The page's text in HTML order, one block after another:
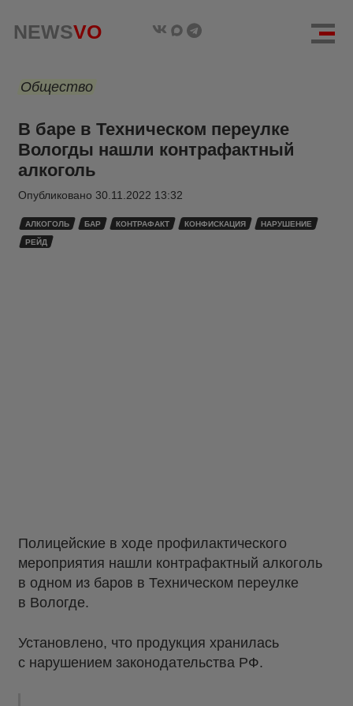
NEWSVO
Общество
В баре в Техническом переулке
Вологды нашли контрафактный
алкоголь
Опубликовано 30.11.2022 13:32
АЛКОГОЛЬ БАР КОНТРАФАКТ КОНФИСКАЦИЯ НАРУШЕНИЕ
РЕЙД
Полицейские в ходе профилактического
мероприятия нашли контрафактный алкоголь
в одном из баров в Техническом переулке
в Вологде.
Установлено, что продукция хранилась
с нарушением законодательства РФ.